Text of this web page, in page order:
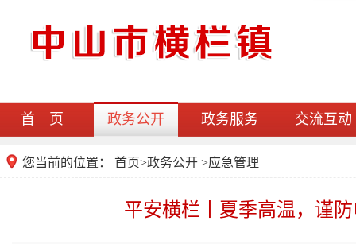
首 页 政务公开 政务服务 交流互动
您当前的位置： 首页>政务公开 >应急管理
平安横栏丨夏季高温，谨